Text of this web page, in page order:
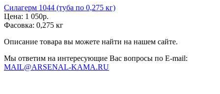
Силагерм 1044 (туба по 0,275 кг)
Цена: 1 050р.
Фасовка: 0,275 кг
Описание товара вы можете найти на нашем сайте.
Мы ответим на интересующие Вас вопросы по E-mail:
MAIL@ARSENAL-KAMA.RU